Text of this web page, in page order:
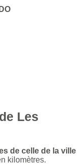
Les
de celle de la ville
kilomètres.